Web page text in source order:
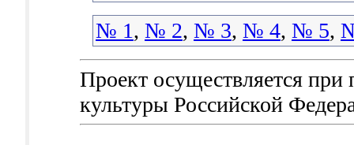
№ 1, № 2, № 3, № 4, № 5,
Проект осуществляется
культуры Российской